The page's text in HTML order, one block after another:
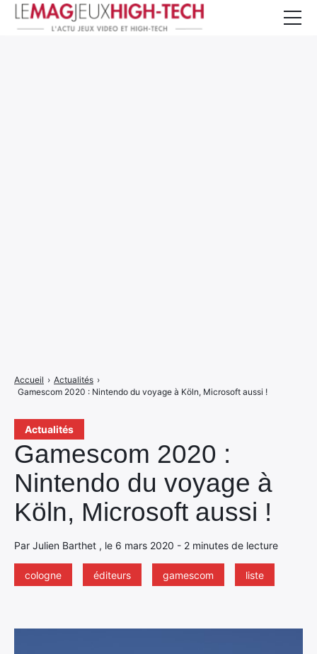
Actualités
Gamescom 2020 :
Nintendo du voyage à
Köln, Microsoft aussi !
Par Julien Barthet , le 6 mars 2020 - 2 minutes de lecture
cologne éditeurs gamescom liste
Accueil › Actualités ›
Gamescom 2020 : Nintendo du voyage à Köln, Microsoft aussi !